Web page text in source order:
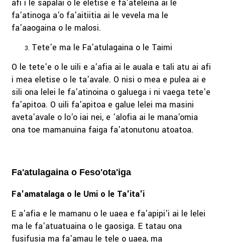
afi i le sapalai o le eletise e fa'ateleina ai le
fa'atinoga a'o fa'aitiitia ai le vevela ma le
fa'aaogaina o le malosi.
Tete'e ma le Fa'atulagaina o le Taimi
O le tete'e o le uili e a'afia ai le auala e tali atu ai afi
i mea eletise o le ta'avale. O nisi o mea e pulea ai e
sili ona lelei le fa'atinoina o galuega i ni vaega tete'e
fa'apitoa. O uili fa'apitoa e galue lelei ma masini
aveta'avale o lo'o iai nei, e 'alofia ai le mana'omia
ona toe mamanuina faiga fa'atonutonu atoatoa.
Fa'atulagaina o Feso'ota'iga
Fa'amatalaga o le Umi o le Ta'ita'i
E a'afia e le mamanu o le uaea e fa'apipi'i ai le lelei
ma le fa'atuatuaina o le gaosiga. E tatau ona
fusifusia ma fa'amau le tele o uaea, ma